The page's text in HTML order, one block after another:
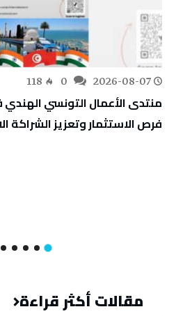
2026-08-07
118
فرص الاستثمار وتعزيز الشراكة
مقالات أكثر قراءة